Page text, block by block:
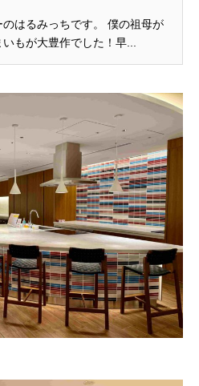
はるみっちです。 僕の祖母が
もが大豊作でした！早...